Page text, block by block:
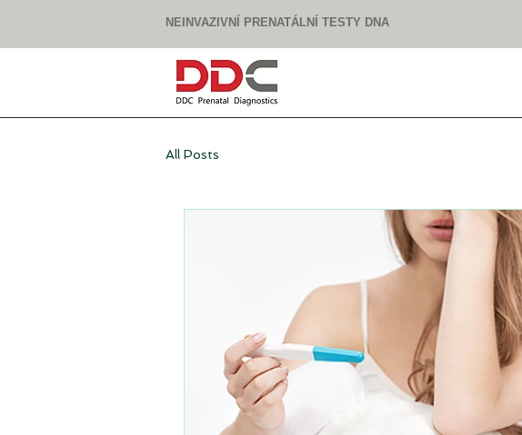
NEINVAZIVNÍ PRENATÁLNÍ TESTY DNA
All Posts